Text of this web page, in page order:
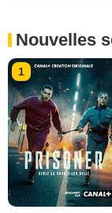
Nouvelles
1